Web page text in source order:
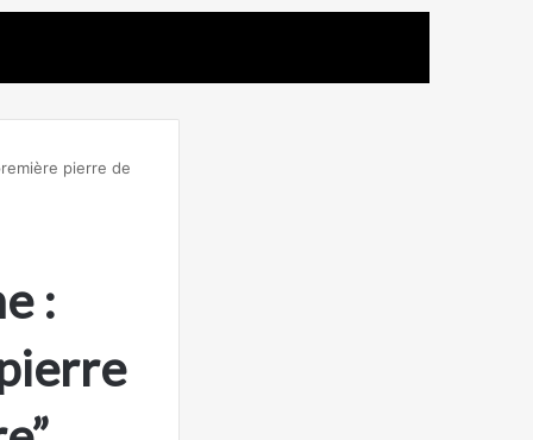
pierre de
: